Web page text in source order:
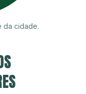
da cidade.